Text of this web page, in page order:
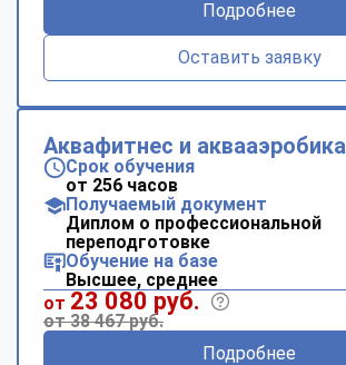
Подробнее
Оставить заявку
Аквафитнес и аквааэробика
Срок обучения
от 256 часов
Получаемый документ
Диплом о профессиональной
переподготовке
Обучение на базе
Высшее, среднее
от 23 080 руб.
от 38 467 руб.
Подробнее